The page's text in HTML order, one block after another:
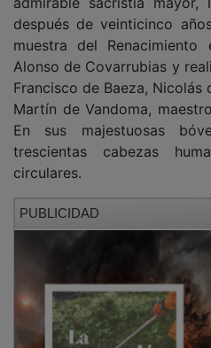
después de veinticinco
muestra del Renacimiento
Alonso de Covarrubias y
Francisco de Baeza, Nicolás
Martín de Vandoma,
En sus majestuosas
trescientas cabezas
circulares.